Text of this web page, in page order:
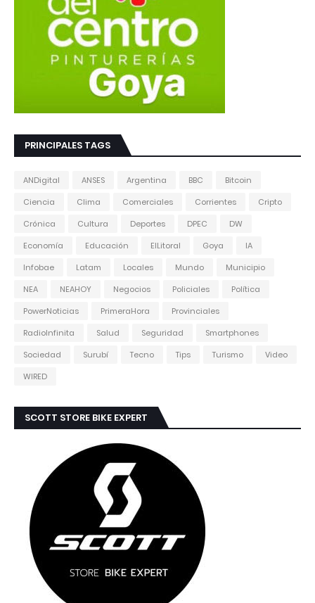
PRINCIPALES TAGS
ANDigital ANSES Argentina BBC
Bitcoin
Ciencia
Clima Comerciales Corrientes
Cripto
Crónica
Cultura Deportes DPEC
DW
Economía
Educación ElLitoral Goya
IA
Infobae
Latam Locales Mundo
Municipio
NEA
NEAHOY Negocios Policiales
Política
PowerNoticias
PrimeraHora
Provinciales
RadioInfinita
Salud Seguridad
Smartphones
Sociedad
Surubí Tecno Tips Turismo
Video
WIRED
SCOTT STORE BIKE EXPERT